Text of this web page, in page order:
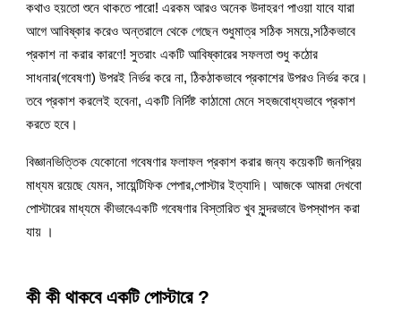
কথাও হয়তো শুনে থাকতে পারো! এরকম আরও অনেক উদাহরণ পাওয়া যাবে যারা
আগে আবিষ্কার করেও অন্তরালে থেকে গেছেন শুধুমাত্র সঠিক সময়ে,সঠিকভাবে
প্রকাশ না করার কারণে! সুতরাং একটি আবিষ্কারের সফলতা শুধু কঠোর
সাধনার(গবেষণা) উপরই নির্ভর করে না, ঠিকঠাকভাবে প্রকাশের উপরও নির্ভর করে।
তবে প্রকাশ করলেই হবেনা, একটি নির্দিষ্ট কাঠামো মেনে সহজবোধ্যভাবে প্রকাশ
করতে হবে।
বিজ্ঞানভিত্তিক যেকোনো গবেষণার ফলাফল প্রকাশ করার জন্য কয়েকটি জনপ্রিয়
মাধ্যম রয়েছে যেমন, সায়েন্টিফিক পেপার,পোস্টার ইত্যাদি। আজকে আমরা দেখবো
পোস্টারের মাধ্যমে কীভাবেএকটি গবেষণার বিস্তারিত খুব সুন্দরভাবে উপস্থাপন করা
যায় ।
কী কী থাকবে একটি পোস্টারে ?